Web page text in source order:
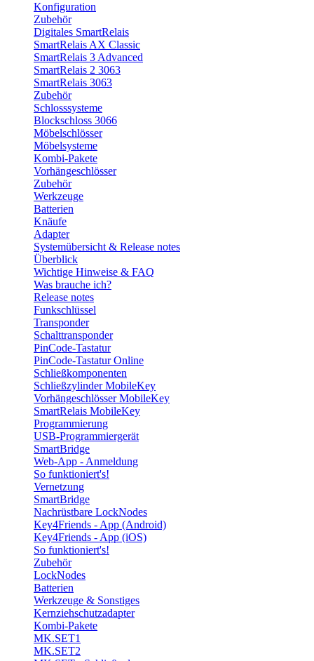
Konfiguration
Zubehör
Digitales SmartRelais
SmartRelais AX Classic
SmartRelais 3 Advanced
SmartRelais 2 3063
SmartRelais 3063
Zubehör
Schlosssysteme
Blockschloss 3066
Möbelschlösser
Möbelsysteme
Kombi-Pakete
Vorhängeschlösser
Zubehör
Werkzeuge
Batterien
Knäufe
Adapter
Systemübersicht & Release notes
Überblick
Wichtige Hinweise & FAQ
Was brauche ich?
Release notes
Funkschlüssel
Transponder
Schalttransponder
PinCode-Tastatur
PinCode-Tastatur Online
Schließkomponenten
Schließzylinder MobileKey
Vorhängeschlösser MobileKey
SmartRelais MobileKey
Programmierung
USB-Programmiergerät
SmartBridge
Web-App - Anmeldung
So funktioniert's!
Vernetzung
SmartBridge
Nachrüstbare LockNodes
Key4Friends - App (Android)
Key4Friends - App (iOS)
So funktioniert's!
Zubehör
LockNodes
Batterien
Werkzeuge & Sonstiges
Kernziehschutzadapter
Kombi-Pakete
MK.SET1
MK.SET2